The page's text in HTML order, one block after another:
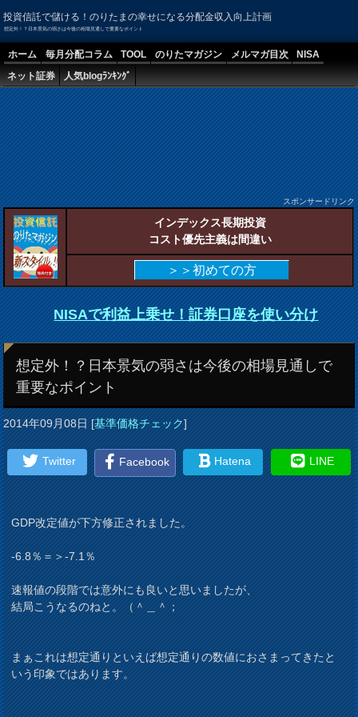
投資信託で儲ける！のりたまの幸せになる分配金収入向上計画
想定外！？日本景気の弱さは今後の相場見通しで重要なポイント
ホーム 毎月分配コラム TOOL のりたマガジン メルマガ目次
NISA
ネット証券
人気blogﾗﾝｷﾝｸﾞ
スポンサードリンク
インデックス長期投資
コスト優先主義は間違い
＞＞初めての方
NISAで利益上乗せ！証券口座を使い分け
想定外！？日本景気の弱さは今後の相場見通しで
重要なポイント
2014年09月08日[基準価格チェック]
Twitter Facebook Hatena LINE
GDP改定値が下方修正されました。
-6.8％＝＞-7.1％
速報値の段階では意外にも良いと思いましたが、
結局こうなるのねと。（＾＿＾；
まぁこれは想定通りといえば想定通りの数値におさまってきたと
いう印象ではあります。